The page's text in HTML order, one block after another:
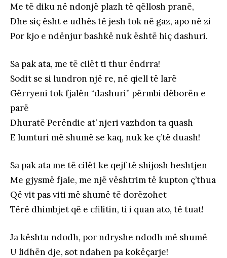
Me të diku në ndonjë plazh të qëllosh pranë,
Dhe siç ësht e udhës të jesh tok në gaz, apo në zi
Por kjo e ndënjur bashkë nuk është hiç dashuri.
Sa pak ata, me të cilët ti thur ëndrra!
Sodit se si lundron një re, në qiell të larë
Gërryeni tok fjalën “dashuri” përmbi dëborën e
parë
Dhuratë Perëndie at’ njeri vazhdon ta quash
E lumturi më shumë se kaq, nuk ke ç’të duash!
Sa pak ata me të cilët ke qejf të shijosh heshtjen
Me gjysmë fjale, me një vështrim të kupton ç’thua
Që vit pas viti më shumë të dorëzohet
Tërë dhimbjet që e cfilitin, ti i quan ato, të tuat!
Ja kështu ndodh, por ndryshe ndodh më shumë
U lidhën dje, sot ndahen pa kokëçarje!